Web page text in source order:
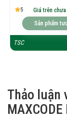
5
Giá trên
Sản phẩm
TSC
Thảo luận